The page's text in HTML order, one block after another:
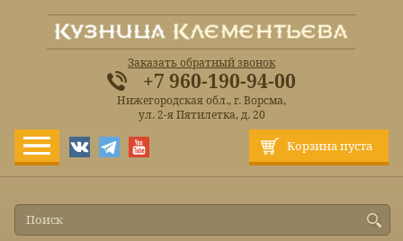
Корзина пуста
Заказать обратный звонок
+7 960-190-94-00
Нижегородская обл., г. Ворсма,
ул. 2-я Пятилетка, д. 20